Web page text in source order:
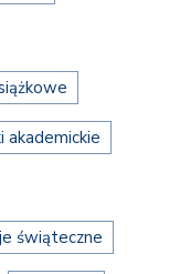
akademickie
świąteczne